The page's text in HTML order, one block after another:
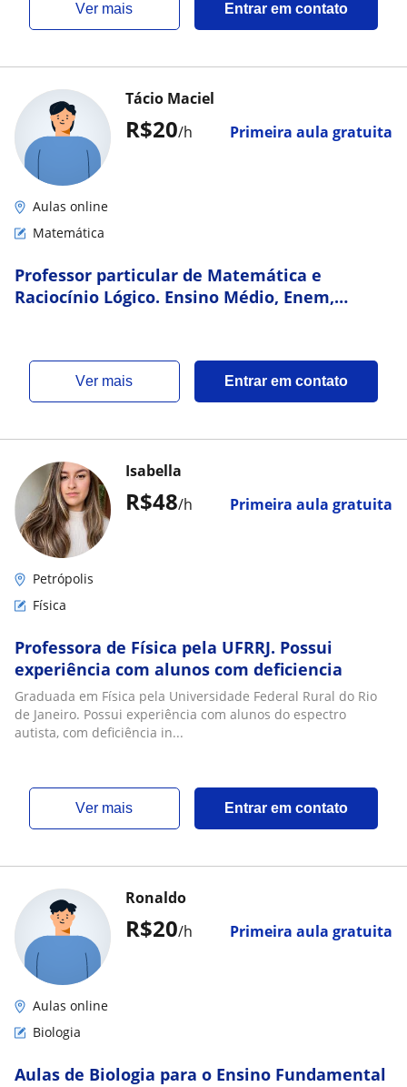
ver mais Entrar em contato
R$20/h Primeira aula gratuita
Tácio Maciel
Aulas online
Matemática
Professor particular de Matemática e
Raciocínio Lógico. Ensino Médio, Enem,
ver mais Entrar em contato
R$48/h Primeira aula gratuita
Isabella
Petrópolis
Física
Professora de Física pela UFRRJ. Possui
experiência com alunos com deficiencia
Graduada em Física pela Universidade Federal Rural do Rio
de Janeiro. Possui experiência com alunos do espectro
autista, com deficiência in...
ver mais Entrar em contato
R$20/h Primeira aula gratuita
Ronaldo
Aulas online
Biologia
Aulas de Biologia para o Ensino Fundamental